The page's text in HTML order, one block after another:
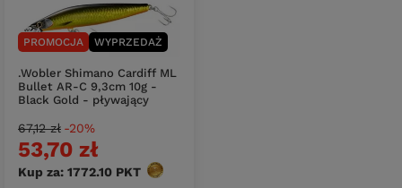
PROMOCJA WYPRZEDAŻ
.Wobler Shimano Cardiff ML
Bullet AR-C 9,3cm 10g -
Black Gold - pływający
53,70 zł
Kup za: 1772.10 PKT punktów
67,12 zł -20%